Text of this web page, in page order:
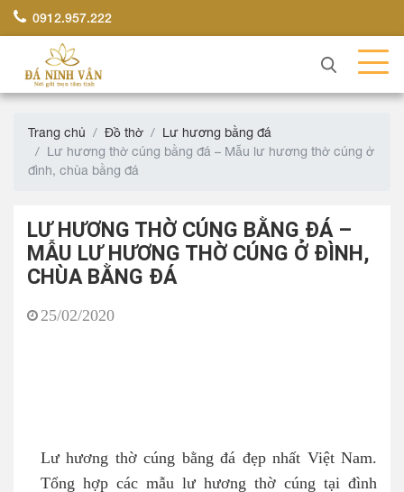
0912.957.222
Trang chủ Đồ thờ
Lư hương bằng đá
Lư hương thờ cúng bằng đá – Mẫu lư hương thờ cúng ở
đình, chùa bằng đá
LƯ HƯƠNG THỜ CÚNG BẰNG ĐÁ –
MẪU LƯ HƯƠNG THỜ CÚNG Ở ĐÌNH,
CHÙA BẰNG ĐÁ
25/02/2020
Lư hương thờ cúng bằng đá đẹp nhất Việt Nam.
Tổng hợp các mẫu lư hương thờ cúng tại đình